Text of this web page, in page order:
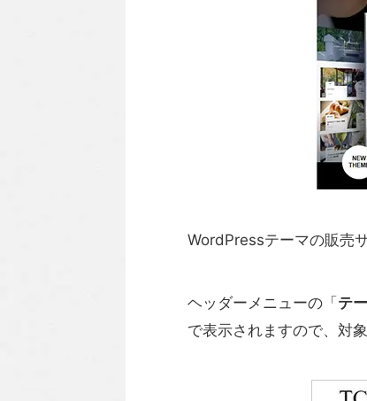
WordPressテーマの販売
ヘッダーメニューの「 テ
で表示されますので、対